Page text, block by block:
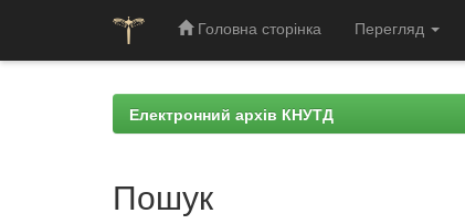
Головна сторінка Перегляд
Електронний архів КНУТД
Пошук